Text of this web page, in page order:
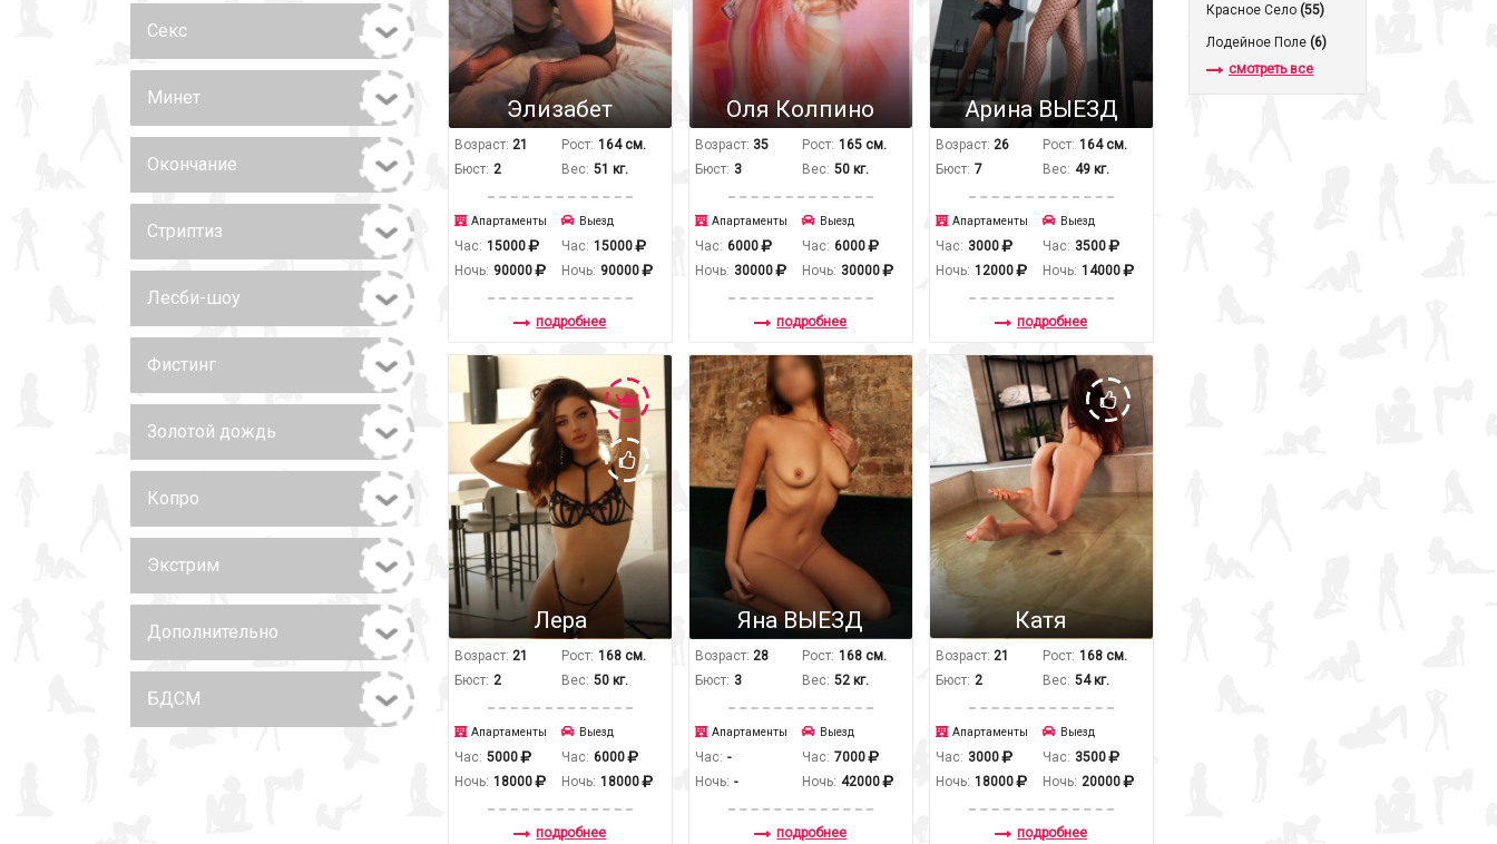
Секс
Минет
Окончание
Стриптиз
Лесби-шоу
Фистинг
Золотой дождь
Копро
Экстрим
Дополнительно
БДСМ
Элизабет
Возраст: 21
Бюст: 2
Рост: 164 см.
Вес: 51 кг.
Апартаменты
Час: 15000
Ночь: 90000
Выезд
Час: 15000
Ночь: 90000
подробнее
Оля Колпино
Возраст: 35
Бюст: 3
Рост: 165 см.
Вес: 50 кг.
Апартаменты
Час: 6000
Ночь: 30000
Выезд
Час: 6000
Ночь: 30000
подробнее
Арина ВЫЕЗД
Возраст: 26
Бюст: 7
Рост: 164 см.
Вес: 49 кг.
Апартаменты
Час: 3000
Ночь: 12000
Выезд
Час: 3500
Ночь: 14000
подробнее
Лера
Возраст: 21
Бюст: 2
Рост: 168 см.
Вес: 50 кг.
Апартаменты
Час: 5000
Ночь: 18000
Выезд
Час: 6000
Ночь: 18000
подробнее
Яна ВЫЕЗД
Возраст: 28
Бюст: 3
Рост: 168 см.
Вес: 52 кг.
Апартаменты
Час: -
Ночь: -
Выезд
Час: 7000
Ночь: 42000
подробнее
Катя
Возраст: 21
Бюст: 2
Рост: 168 см.
Вес: 54 кг.
Апартаменты
Час: 3000
Ночь: 18000
Выезд
Час: 3500
Ночь: 20000
подробнее
Красное Село (55)
Лодейное Поле (6)
смотреть все